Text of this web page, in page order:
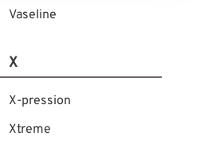
Vaseline
X
X-pression
Xtreme